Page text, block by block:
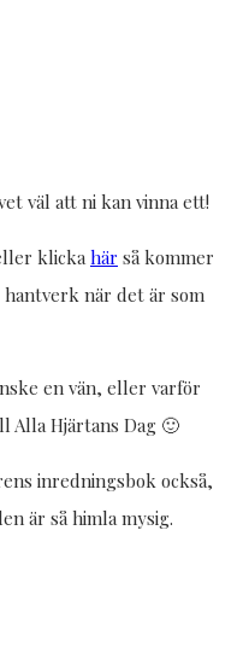
väl att ni kan vinna ett!
klicka här så kommer
när det är som
en vän, eller varför
Alla Hjärtans Dag 🙂
inredningsbok också,
är så himla mysig.